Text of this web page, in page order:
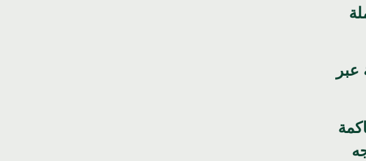
عبر